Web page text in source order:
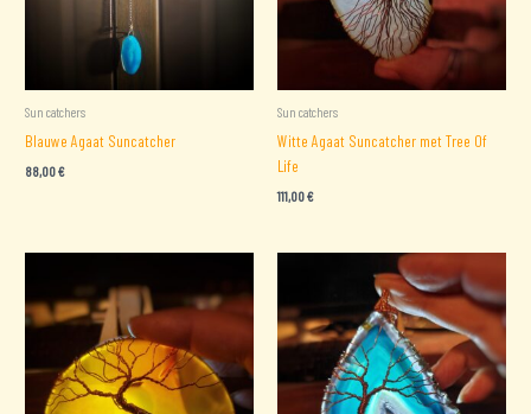
Sun catchers
Blauwe Agaat Suncatcher
88,00€
Sun catchers
Witte Agaat Suncatcher met Tree Of
Life
111,00€